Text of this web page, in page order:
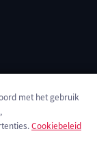
met het gebruik
Cookiebeleid